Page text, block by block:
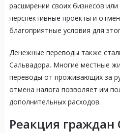
расширении своих бизнесов
перспективные проекты и
благоприятные условия для
Денежные переводы также
Сальвадора. Многие местные
переводы от проживающих за
отмена налога позволяет им
дополнительных расходов.
Реакция граждан